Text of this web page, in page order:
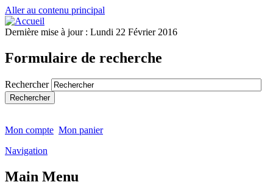
Aller au contenu principal
Dernière mise à jour : Lundi 22 Février 2016
Formulaire de recherche
Rechercher
Mon compte Mon panier
Navigation
Main Menu